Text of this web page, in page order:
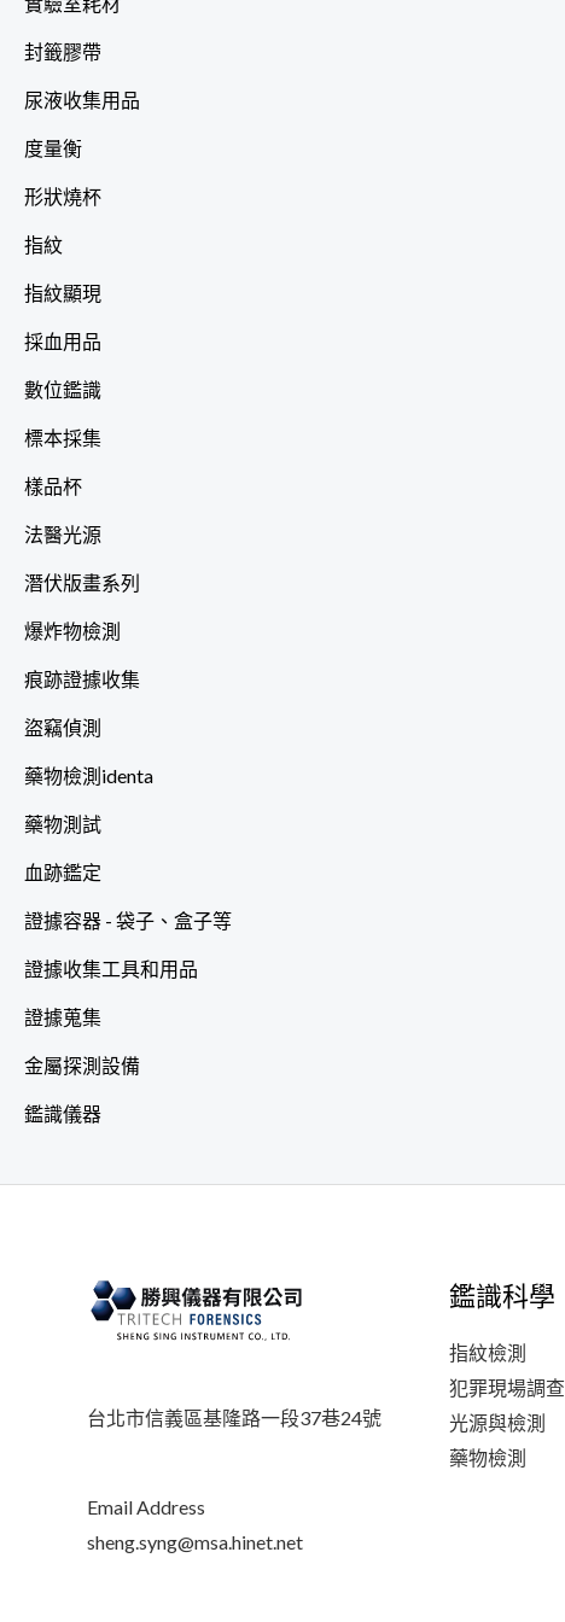
封籤膠帶
尿液收集用品
度量衡
形狀燒杯
指紋
指紋顯現
採血用品
數位鑑識
標本採集
樣品杯
法醫光源
潛伏版畫系列
爆炸物檢測
痕跡證據收集
盜竊偵測
藥物檢測identa
藥物測試
血跡鑑定
證據容器 - 袋子、盒子等
證據收集工具和用品
證據蒐集
金屬探測設備
鑑識儀器
台北市信義區基隆路一段37巷24號
Email Address
sheng.syng@msa.hinet.net
鑑識科學
指紋檢測
犯罪現場調查
光源與檢測
藥物檢測